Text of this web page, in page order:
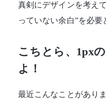
真剣にデザインを考え
っていない余白”を必要
こちとら、1px
よ！
最近こんなことがありま